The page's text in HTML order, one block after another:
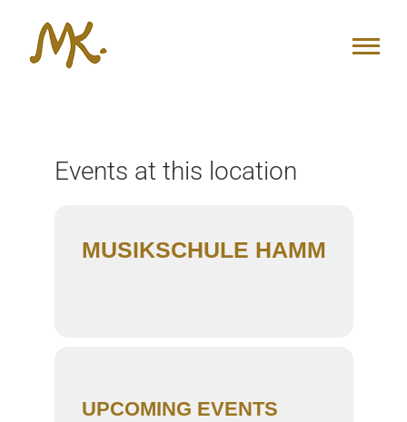
springen
Events at this location
MUSIKSCHULE HAMM
UPCOMING EVENTS